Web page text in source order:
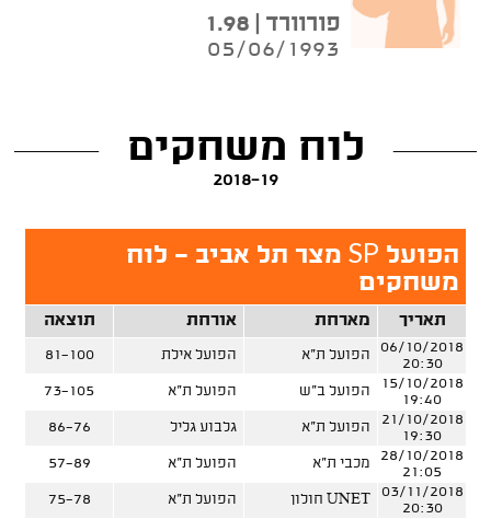
פורוורד | 1.98
05/06/1993
לוח משחקים
2018-19
הפועל SP מצר תל אביב - לוח
משחקים
תאריך מארחת אורחת תוצאה
06/10/2018
20:30
הפועל ת"א הפועל אילת
81-100
15/10/2018
19:40
הפועל ב"ש הפועל ת"א
73-105
21/10/2018
19:30
הפועל ת"א גלבוע גליל
86-76
28/10/2018
21:05
מכבי ת"א הפועל ת"א
57-89
03/11/2018
20:30
UNET חולון הפועל ת"א
75-78